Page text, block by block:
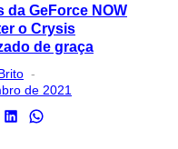
da GeForce NOW
o Crysis
de graça
on
de 2021